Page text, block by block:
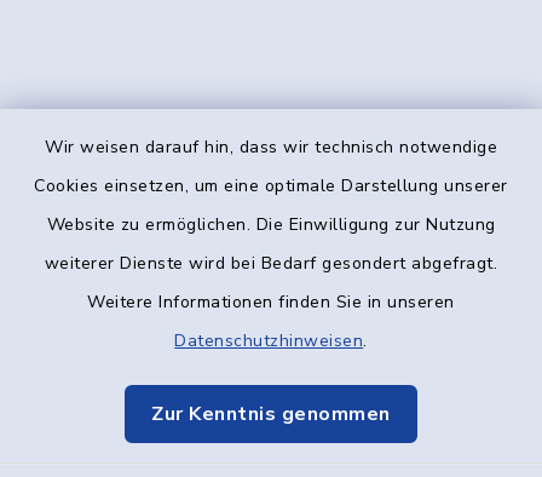
Wir weisen darauf hin, dass wir technisch notwendige
Cookies einsetzen, um eine optimale Darstellung unserer
Website zu ermöglichen. Die Einwilligung zur Nutzung
weiterer Dienste wird bei Bedarf gesondert abgefragt.
Weitere Informationen finden Sie in unseren
Datenschutzhinweisen.
Zur Kenntnis genommen
Kontakt
Datenschutz
Elektronische Kommunikation